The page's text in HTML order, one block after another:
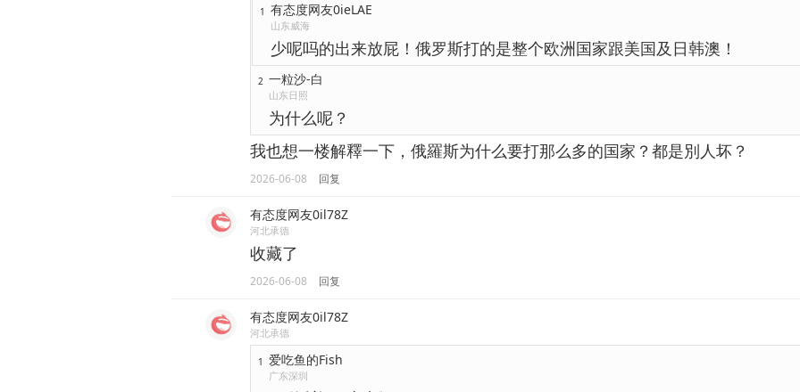
1 有态度网友0ieLAE
山东威海
少呢吗的出来放屁！俄罗斯打的是整个欧洲国家跟美国及日韩澳！
2 一粒沙-白
山东日照
为什么呢？
我也想一楼解釋一下，俄羅斯为什么要打那么多的国家？都是別人坏？
2026-06-08 回复
有态度网友0il78Z
河北承德
收藏了
2026-06-08 回复
有态度网友0il78Z
河北承德
1 爱吃鱼的Fish
广东深圳